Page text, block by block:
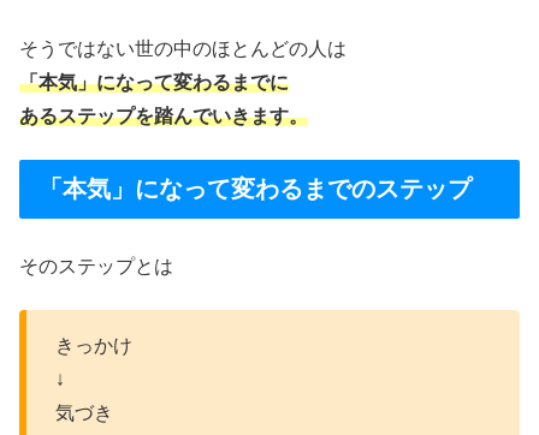
そうではない世の中のほとんどの人は
「本気」になって変わるまでに
あるステップを踏んでいきます。
「本気」になって変わるまでのステップ
そのステップとは
きっかけ
↓
気づき